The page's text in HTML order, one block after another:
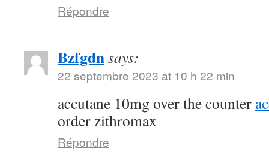
Répondre
Bzfgdnsays:
22 septembre 2023 at 10 h 22 min
accutane 10mg over the counter
order zithromax
Répondre